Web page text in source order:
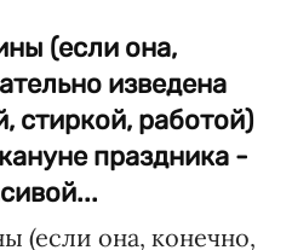
(если она,
изведена
стиркой, работой)
праздника -
(если она, конечно,